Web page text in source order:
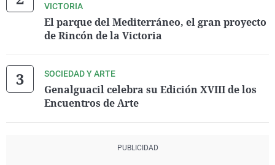
VICTORIA
El parque del Mediterráneo, el gran proyecto
de Rincón de la Victoria
SOCIEDAD Y ARTE
Genalguacil celebra su Edición XVIII de los
Encuentros de Arte